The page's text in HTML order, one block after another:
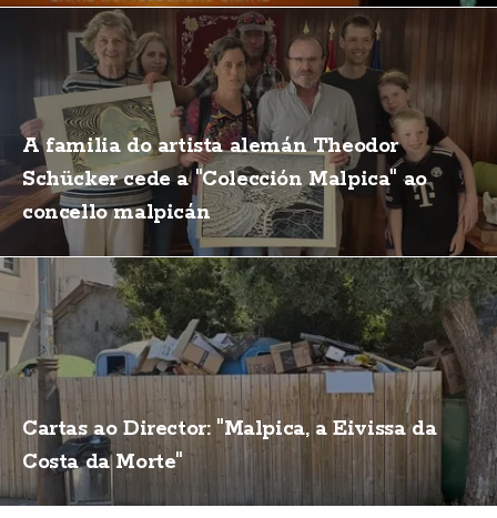
A familia do artista alemán Theodor
Schücker cede a "Colección Malpica" ao
concello malpicán
Cartas ao Director: "Malpica, a Eivissa da
Costa da Morte"